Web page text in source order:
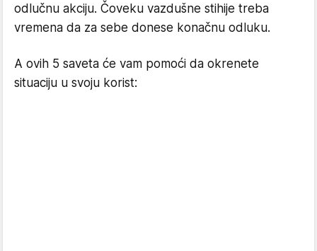
odlučnu akciju. Čoveku vazdušne stihije treba
vremena da za sebe donese konačnu odluku.
A ovih 5 saveta će vam pomoći da okrenete
situaciju u svoju korist: